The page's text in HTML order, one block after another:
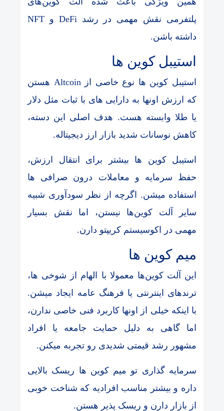
پلتفرمی نقش مهمی در رشد DeFi و NFT
داشته باشن.
استیبل کوین ها
استیبل کوین ها نوع خاصی از Altcoin هستن
که ارزش اونها به دارایی های با ثبات مثل دلار
یا طلا وابسته هست. هدف اصلی این دسته،
کاهش نوسانات شدید بازار ارز دیجیتاله.
استیبل کوین ها بیشتر برای انتقال ارزش،
حفظ سرمایه و معاملات درون صرافی ها
استفاده میشن. اگرچه از نظر سودآوری شبیه
سایر آلت کوین‌ها نیستن، اما نقش بسیار
مهمی در اکوسیستم کریپتو دارن.
میم کوین ها
این آلت کوین‌ها معمولا با الهام از شوخی ها،
ترندهای اینترنتی یا فرهنگ عامه ایجاد میشن.
با اینکه خیلی از اونها کاربرد فنی خاصی ندارن،
اما گاهی به دلیل حمایت جامعه یا افراد
مشهور رشد قیمتی شدیدی رو تجربه میکنن.
سرمایه گذاری تو میم کوین ها ریسک بالایی
داره و بیشتر مناسب افرادیه که شناخت خوبی
از بازار دارن و ریسک پذیر هستن.